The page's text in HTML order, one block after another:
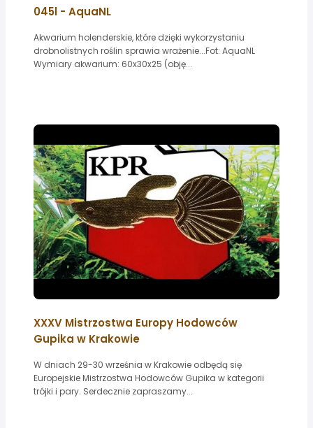
045l - AquaNL
Akwarium holenderskie, które dzięki wykorzystaniu
drobnolistnych roślin sprawia wrażenie...Fot: AquaNL
Wymiary akwarium: 60x30x25 (obję...
XXXV Mistrzostwa Europy Hodowców
Gupika w Krakowie
W dniach 29-30 września w Krakowie odbędą się
Europejskie Mistrzostwa Hodowców Gupika w kategorii
trójki i pary. Serdecznie zapraszamy...